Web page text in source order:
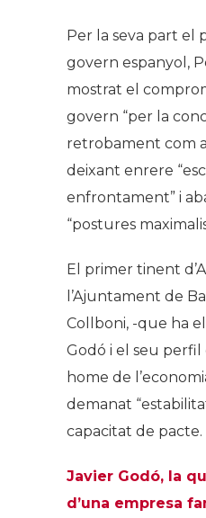
Per la seva part el
govern espanyol,
mostrat el
govern “per la
retrobament com
deixant enrere
enfrontament” i
“postures
El primer tinent
l’Ajuntament de
Collboni, -que ha
Godó i el seu perfil
home de
demanat
capacitat de pacte.
Javier Godó, la
d’una empresa